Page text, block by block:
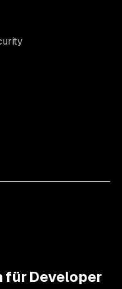
für Developer